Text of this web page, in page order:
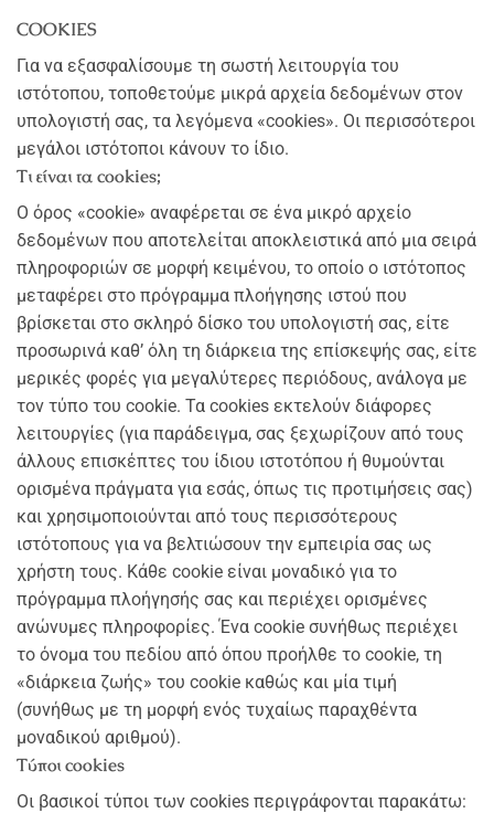
COOKIES
Για να εξασφαλίσουμε τη σωστή λειτουργία του
ιστότοπου, τοποθετούμε μικρά αρχεία δεδομένων στον
υπολογιστή σας, τα λεγόμενα «cookies». Οι περισσότεροι
μεγάλοι ιστότοποι κάνουν το ίδιο.
Τι είναι τα cookies;
Ο όρος «cookie» αναφέρεται σε ένα μικρό αρχείο
δεδομένων που αποτελείται αποκλειστικά από μια σειρά
πληροφοριών σε μορφή κειμένου, το οποίο ο ιστότοπος
μεταφέρει στο πρόγραμμα πλοήγησης ιστού που
βρίσκεται στο σκληρό δίσκο του υπολογιστή σας, είτε
προσωρινά καθ’ όλη τη διάρκεια της επίσκεψής σας, είτε
μερικές φορές για μεγαλύτερες περιόδους, ανάλογα με
τον τύπο του cookie. Τα cookies εκτελούν διάφορες
λειτουργίες (για παράδειγμα, σας ξεχωρίζουν από τους
άλλους επισκέπτες του ίδιου ιστοτόπου ή θυμούνται
ορισμένα πράγματα για εσάς, όπως τις προτιμήσεις σας)
και χρησιμοποιούνται από τους περισσότερους
ιστότοπους για να βελτιώσουν την εμπειρία σας ως
χρήστη τους. Κάθε cookie είναι μοναδικό για το
πρόγραμμα πλοήγησής σας και περιέχει ορισμένες
ανώνυμες πληροφορίες. Ένα cookie συνήθως περιέχει
το όνομα του πεδίου από όπου προήλθε το cookie, τη
«διάρκεια ζωής» του cookie καθώς και μία τιμή
(συνήθως με τη μορφή ενός τυχαίως παραχθέντα
μοναδικού αριθμού).
Τύποι cookies
Οι βασικοί τύποι των cookies περιγράφονται παρακάτω: